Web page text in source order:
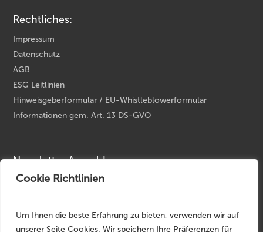
Cookie Richtlinien
Um Ihnen die beste Erfahrung zu bieten, verwenden wir auf
unserer Seite Cookies. Wir speichern Ihre Präferenzen für
Rechtliches:
Impressum
Datenschutz
AGB
ESG Leitlinien
Hinweisgeberformular / EU-Whistleblowerformular
Informationen gem. Art. 13 DS-GVO
Newsletter Anmeldung